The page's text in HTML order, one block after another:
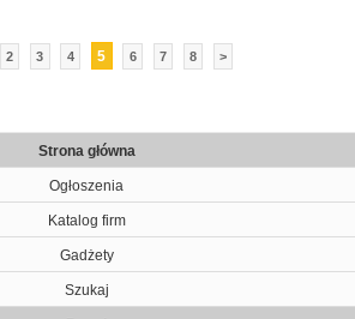
2 3 4 5 6 7 8 >
Strona główna
Ogłoszenia
Katalog firm
Gadżety
Szukaj